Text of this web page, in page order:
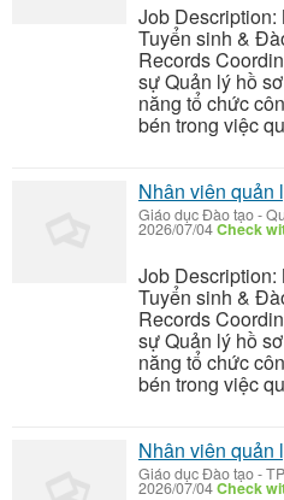
Job
Tuyển sinh &
Records
sự Quản lý hồ
năng tổ chức
bén trong việc
Nhân viên quản
Giáo dục Đào tạo-
2026/07/04Check
Job
Tuyển sinh &
Records
sự Quản lý hồ
năng tổ chức
bén trong việc
Nhân viên quản
Giáo dục Đào tạo-
2026/07/04Check